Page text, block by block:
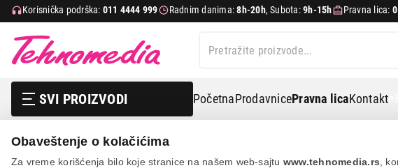
Obaveštenje o kolačićima
Za vreme korišćenja bilo koje stranice na našem web-sajtu www.tehnomedia.rs ,
Korisnička podrška: 011 4444 999 Radnim danima:8h-20h, Subota:9h-15h Pravna lica:
SVI PROIZVODI PočetnaProdavnicePravna licaKontakt
Mali kućni aparati Pegle